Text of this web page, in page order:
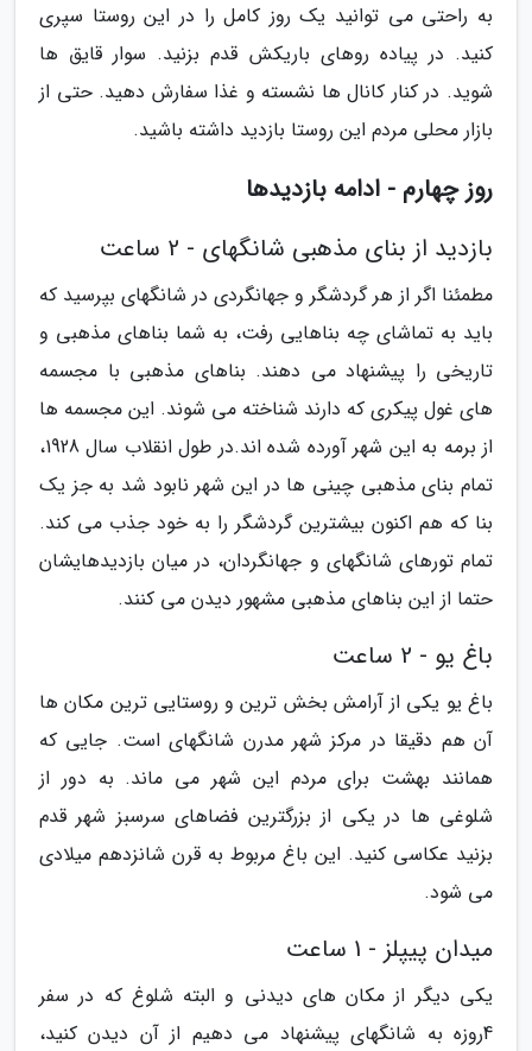
به راحتی می توانید یک روز کامل را در این روستا سپری
کنید. در پیاده روهای باریکش قدم بزنید. سوار قایق ها
شوید. در کنار کانال ها نشسته و غذا سفارش دهید. حتی از
بازار محلی مردم این روستا بازدید داشته باشید.
روز چهارم - ادامه بازدیدها
بازدید از بنای مذهبی شانگهای - 2 ساعت
مطمئنا اگر از هر گردشگر و جهانگردی در شانگهای بپرسید که
باید به تماشای چه بناهایی رفت، به شما بناهای مذهبی و
تاریخی را پیشنهاد می دهند. بناهای مذهبی با مجسمه
های غول پیکری که دارند شناخته می شوند. این مجسمه ها
از برمه به این شهر آورده شده اند.در طول انقلاب سال 1928،
تمام بنای مذهبی چینی ها در این شهر نابود شد به جز یک
بنا که هم اکنون بیشترین گردشگر را به خود جذب می کند.
تمام تورهای شانگهای و جهانگردان، در میان بازدیدهایشان
حتما از این بناهای مذهبی مشهور دیدن می کنند.
باغ یو - 2 ساعت
باغ یو یکی از آرامش بخش ترین و روستایی ترین مکان ها
آن هم دقیقا در مرکز شهر مدرن شانگهای است. جایی که
همانند بهشت برای مردم این شهر می ماند. به دور از
شلوغی ها در یکی از بزرگترین فضاهای سرسبز شهر قدم
بزنید عکاسی کنید. این باغ مربوط به قرن شانزدهم میلادی
می شود.
میدان پیپلز - 1 ساعت
یکی دیگر از مکان های دیدنی و البته شلوغ که در سفر
4روزه به شانگهای پیشنهاد می دهیم از آن دیدن کنید،